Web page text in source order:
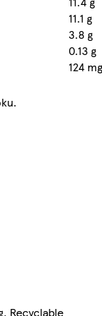
11.1 g
3.8 g
0.13 g
124 mg
Recyclable